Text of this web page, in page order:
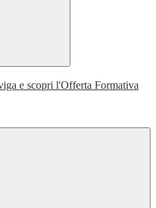
e scopri l'Offerta Formativa